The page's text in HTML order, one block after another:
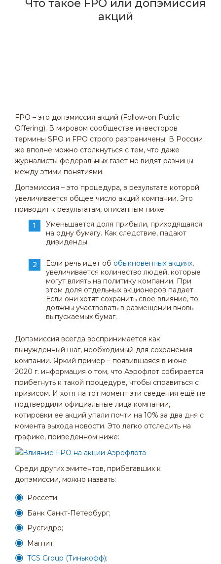
Что такое FPO или допэмиссия
акций
FPO – это допэмиссия акций (Follow-on Public
Offering). В мировом сообществе инвесторов
термины SPO и FPO строго разграничены. В России
же вполне можно столкнуться с тем, что даже
журналисты федеральных газет не видят разницы
между этими понятиями.
Допэмиссия – это процедура, в результате которой
увеличивается общее число акций компании. Это
приводит к результатам, описанным ниже:
Уменьшается доля прибыли, приходящаяся
на одну бумагу. Как следствие, падают
дивиденды.
Если речь идет об обыкновенных акциях,
увеличивается количество людей, которые
могут влиять на политику компании. При
этом доля отдельных акционеров падает.
Если они хотят сохранить свое влияние, то
должны участвовать в размещении вновь
выпускаемых бумаг.
Допэмиссия всегда воспринимается как
вынужденный шаг, необходимый для сохранения
компании. Яркий пример – появившаяся в июне
2020 г. информация о том, что Аэрофлот собирается
прибегнуть к такой процедуре, чтобы справиться с
кризисом. И хотя на тот момент эти сведения ещё не
подтвердили официальные лица компании,
котировки ее акций упали почти на 10% за два дня с
момента выхода новости. Это легко отследить на
графике, приведенном ниже:
Среди других эмитентов, прибегавших к
допэмиссии, можно назвать:
Россети;
Банк Санкт-Петербург;
Русгидро;
Магнит;
TCS Group (Тинькофф);